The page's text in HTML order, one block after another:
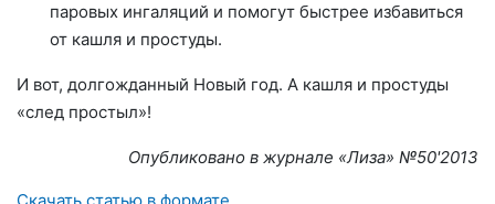
паровых ингаляций и помогут быстрее избавиться
от кашля и простуды.
И вот, долгожданный Новый год. А кашля и простуды
«след простыл»!
Опубликовано в журнале «Лиза» №50'2013